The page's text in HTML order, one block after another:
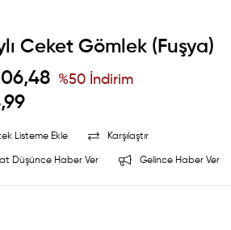
Ceket Gömlek (Fuşya)
%50İndirim
Listeme Ekle Karşılaştır
Düşünce Haber Ver Gelince Haber Ver